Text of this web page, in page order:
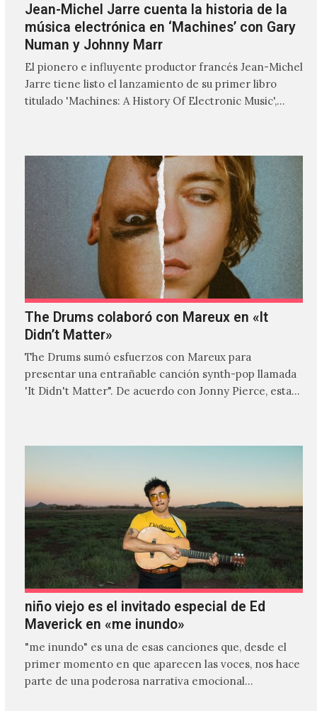
Jean-Michel Jarre cuenta la historia de la
música electrónica en ‘Machines’ con Gary
Numan y Johnny Marr
El pionero e influyente productor francés Jean-Michel
Jarre tiene listo el lanzamiento de su primer libro
titulado 'Machines: A History Of Electronic Music',
The Drums colaboró con Mareux en «It
Didn’t Matter»
The Drums sumó esfuerzos con Mareux para
presentar una entrañable canción synth-pop llamada
'It Didn't Matter". De acuerdo con Jonny Pierce, esta
niño viejo es el invitado especial de Ed
Maverick en «me inundo»
"me inundo" es una de esas canciones que, desde el
primer momento en que aparecen las voces, nos hace
parte de una poderosa narrativa emocional…